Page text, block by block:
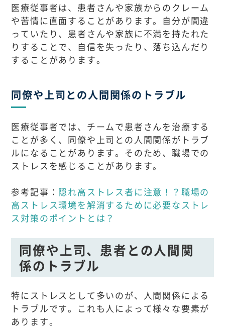
医療従事者は、患者さんや家族からのクレーム
や苦情に直面することがあります。自分が間違
っていたり、患者さんや家族に不満を持たれた
りすることで、自信を失ったり、落ち込んだり
することがあります。
同僚や上司との人間関係のトラブル
医療従事者では、チームで患者さんを治療する
ことが多く、同僚や上司との人間関係がトラブ
ルになることがあります。そのため、職場での
ストレスを感じることがあります。
参考記事： 隠れ高ストレス者に注意！？職場の
高ストレス環境を解消するために必要なストレ
ス対策のポイントとは？
同僚や上司、患者との人間関
係のトラブル
特にストレスとして多いのが、人間関係による
トラブルです。これも人によって様々な要素が
あります。